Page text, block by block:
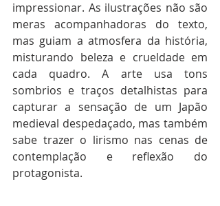
impressionar. As ilustrações não são
meras acompanhadoras do texto,
mas guiam a atmosfera da história,
misturando beleza e crueldade em
cada quadro. A arte usa tons
sombrios e traços detalhistas para
capturar a sensação de um Japão
medieval despedaçado, mas também
sabe trazer o lirismo nas cenas de
contemplação e reflexão do
protagonista.